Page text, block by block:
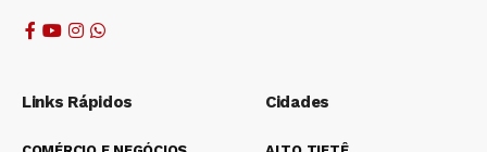
Links Rápidos Cidades